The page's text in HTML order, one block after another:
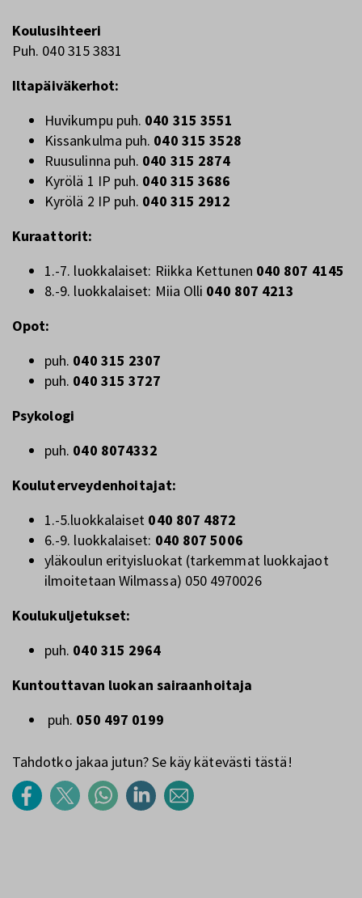
Koulusihteeri
Puh. 040 315 3831
Iltapäiväkerhot:
Huvikumpu puh. 040 315 3551
Kissankulma puh. 040 315 3528
Ruusulinna puh. 040 315 2874
Kyrölä 1 IP puh. 040 315 3686
Kyrölä 2 IP puh. 040 315 2912
Kuraattorit:
1.-7. luokkalaiset: Riikka Kettunen 040 807 4145
8.-9. luokkalaiset: Miia Olli 040 807 4213
Opot:
puh. 040 315 2307
puh. 040 315 3727
Psykologi
puh. 040 8074332
Kouluterveydenhoitajat:
1.-5.luokkalaiset 040 807 4872
6.-9. luokkalaiset: 040 807 5006
yläkoulun erityisluokat (tarkemmat luokkajaot
ilmoitetaan Wilmassa) 050 4970026
Koulukuljetukset:
puh. 040 315 2964
Kuntouttavan luokan sairaanhoitaja
puh. 050 497 0199
Tahdotko jakaa jutun? Se käy kätevästi tästä!